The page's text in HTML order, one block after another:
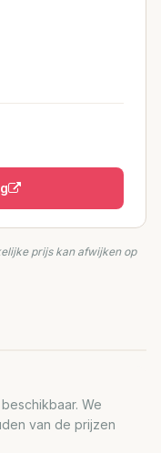
prijs kan afwijken op
We
van de prijzen